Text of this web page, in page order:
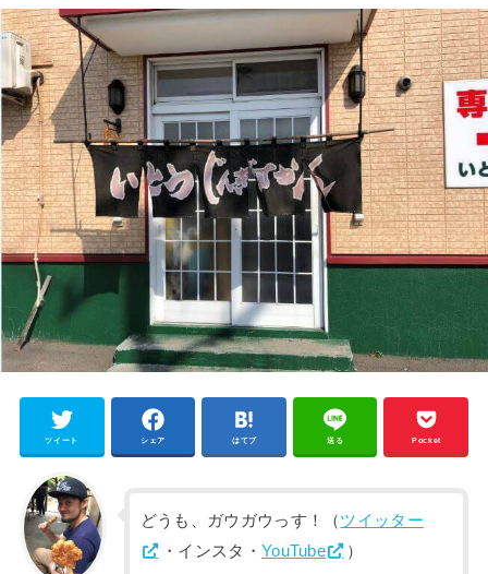
ツイート シェア はてブ 送る Pocket
どうも、ガウガウっす！（ツイッター
・インスタ・ YouTube ）